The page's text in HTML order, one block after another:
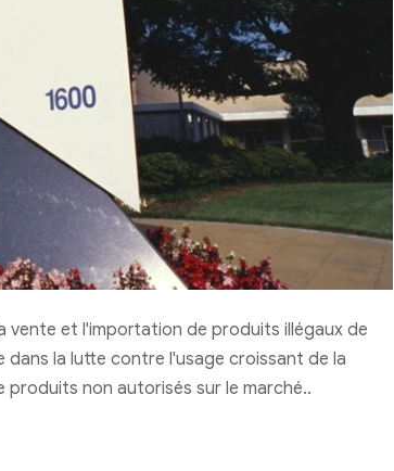
vente et l'importation de produits illégaux de
la lutte contre l'usage croissant de la
non autorisés sur le marché..